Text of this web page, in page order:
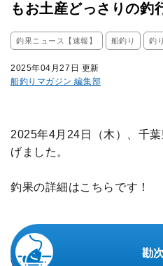
もお土産どっさりの釣
釣果ニュース【速報】 船釣り 釣
2025年04月27日 更新
船釣りマガジン 編集部
2025年4月24日（木）、千
げました。
釣果の詳細はこちらです！
勘